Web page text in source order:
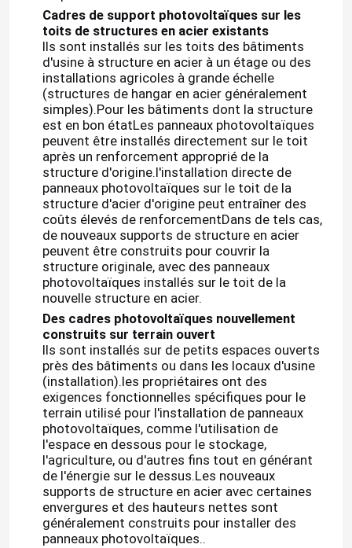
Cadres de support photovoltaïques sur les
toits de structures en acier existants
Ils sont installés sur les toits des bâtiments
d'usine à structure en acier à un étage ou des
installations agricoles à grande échelle
(structures de hangar en acier généralement
simples).Pour les bâtiments dont la structure
est en bon étatLes panneaux photovoltaïques
peuvent être installés directement sur le toit
après un renforcement approprié de la
structure d'origine.l'installation directe de
panneaux photovoltaïques sur le toit de la
structure d'acier d'origine peut entraîner des
coûts élevés de renforcementDans de tels cas,
de nouveaux supports de structure en acier
peuvent être construits pour couvrir la
structure originale, avec des panneaux
photovoltaïques installés sur le toit de la
nouvelle structure en acier.
Des cadres photovoltaïques nouvellement
construits sur terrain ouvert
Ils sont installés sur de petits espaces ouverts
près des bâtiments ou dans les locaux d'usine
(installation).les propriétaires ont des
exigences fonctionnelles spécifiques pour le
terrain utilisé pour l'installation de panneaux
photovoltaïques, comme l'utilisation de
l'espace en dessous pour le stockage,
l'agriculture, ou d'autres fins tout en générant
de l'énergie sur le dessus.Les nouveaux
supports de structure en acier avec certaines
envergures et des hauteurs nettes sont
généralement construits pour installer des
panneaux photovoltaïques..